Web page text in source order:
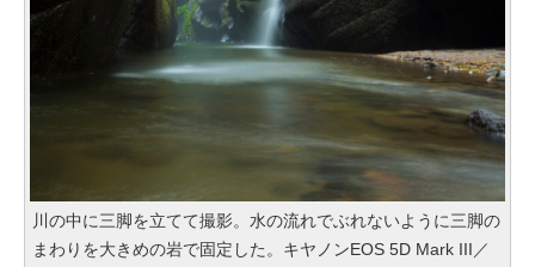
川の中に三脚を立てて撮影。水の流れでぶれないように三脚の
まわりを大きめの岩で固定した。キヤノンEOS 5D Mark III／